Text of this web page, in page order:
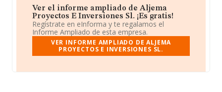
Ver el informe ampliado de Aljema
Proyectos E Inversiones Sl. ¡Es gratis!
Regístrate en eInforma y te regalamos el
Informe Ampliado de esta empresa.
VER INFORME AMPLIADO DE ALJEMA
PROYECTOS E INVERSIONES SL.